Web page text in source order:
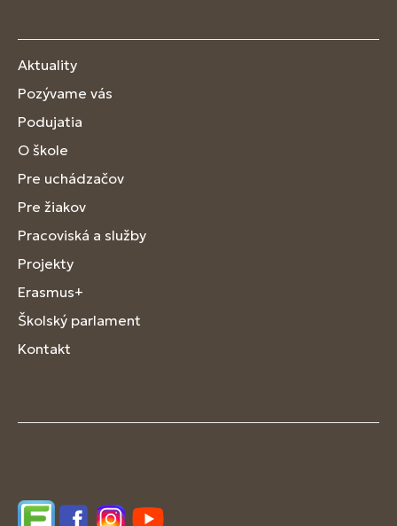
Aktuality
Pozývame vás
Podujatia
O škole
Pre uchádzačov
Pre žiakov
Pracoviská a služby
Projekty
Erasmus+
Školský parlament
Kontakt